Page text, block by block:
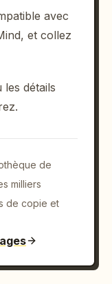
avec
et collez
les détails
de
milliers
de copie et